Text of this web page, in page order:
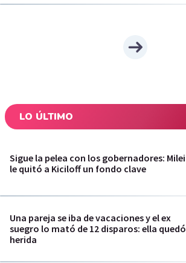
LO ÚLTIMO
Sigue la pelea con los gobernadores: Milei
le quitó a Kiciloff un fondo clave
Una pareja se iba de vacaciones y el ex
suegro lo mató de 12 disparos: ella quedó
herida